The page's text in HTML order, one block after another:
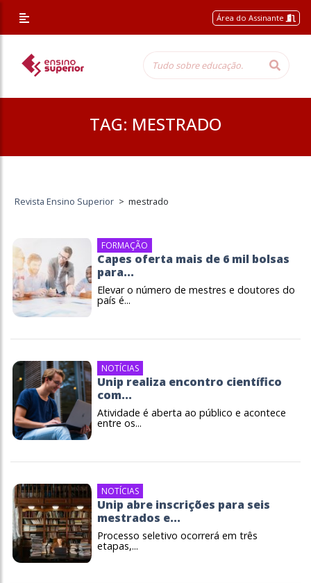
Área do Assinante
TAG: MESTRADO
Revista Ensino Superior > mestrado
FORMAÇÃO
Capes oferta mais de 6 mil bolsas
para...
Elevar o número de mestres e doutores do
país é...
NOTÍCIAS
Unip realiza encontro científico
com...
Atividade é aberta ao público e acontece
entre os...
NOTÍCIAS
Unip abre inscrições para seis
mestrados e...
Processo seletivo ocorrerá em três
etapas,...